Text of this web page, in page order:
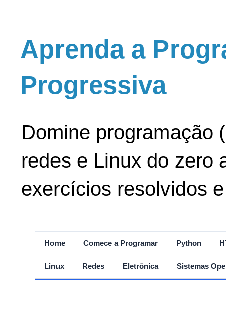
Aprenda a
Progressiva
Domine programação
redes e Linux do zero
exercícios resolvidos
Home Comece a Programar Python
Linux Redes Eletrônica Sistemas